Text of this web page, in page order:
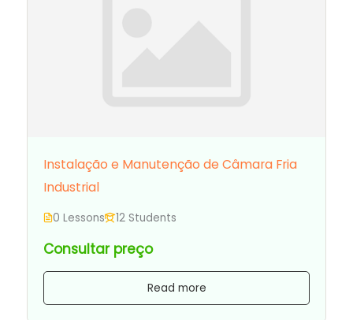
Instalação e Manutenção de Câmara Fria
Industrial
0 Lessons 12 Students
Consultar preço
Read more